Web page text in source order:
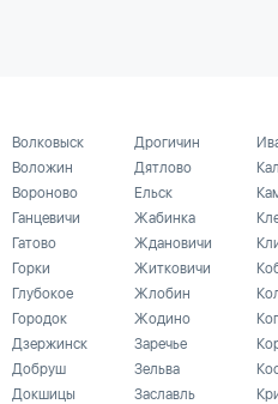
Волковыск
Воложин
Вороново
Ганцевичи
Гатово
Горки
Глубокое
Городок
Дзержинск
Добруш
Докшицы
Дрогичин
Дятлово
Ельск
Жабинка
Ждановичи
Житковичи
Жлобин
Жодино
Заречье
Зельва
Заславль